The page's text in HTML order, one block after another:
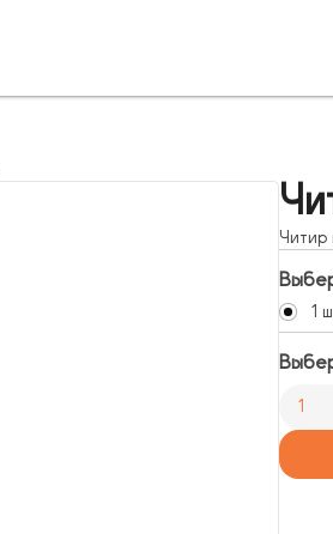
Читир
1
1